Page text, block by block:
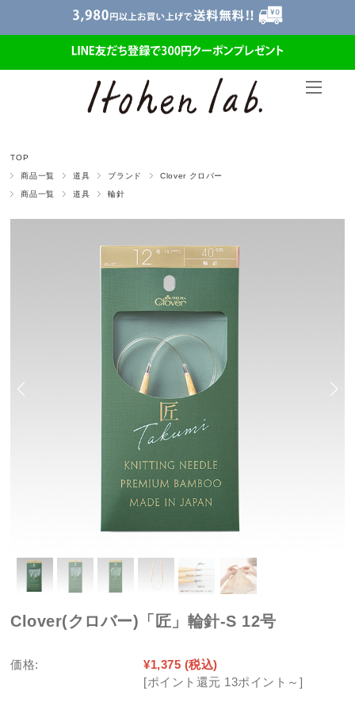
TOP
商品一覧 道具 ブランド Clover クロバー
商品一覧 道具 輪針
Clover(クロバー)「匠」輪針-S 12号
価格: ¥1,375 (税込)
[ポイント還元 13ポイント～]